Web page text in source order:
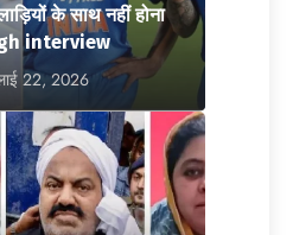
के साथ नहीं होना
interview
22, 2026